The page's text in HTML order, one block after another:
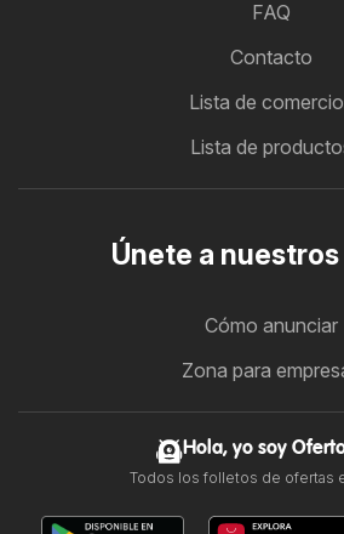
FAQ
Contacto
Lista de
Lista de
Únete a
Cómo anunciar
Zona para
Hola, yo soy
Todos los folletos de ofertas